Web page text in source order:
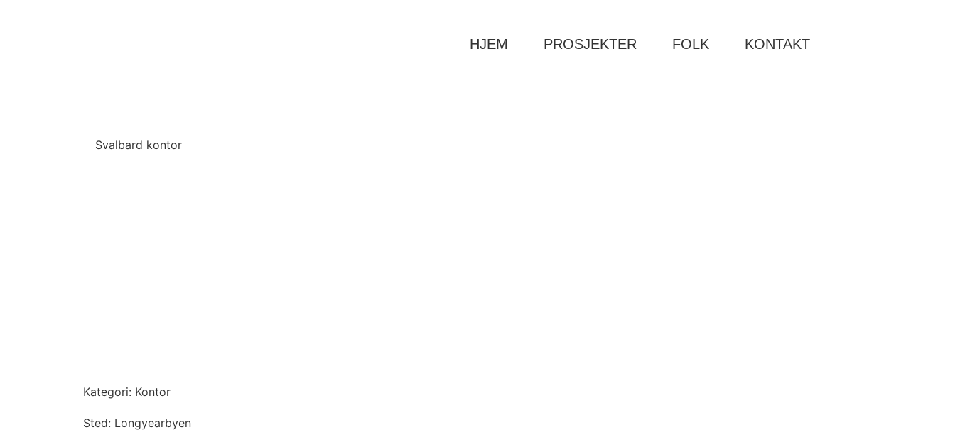
HJEM PROSJEKTER FOLK KONTAKT
Svalbard kontor
Kategori: Kontor
Sted: Longyearbyen